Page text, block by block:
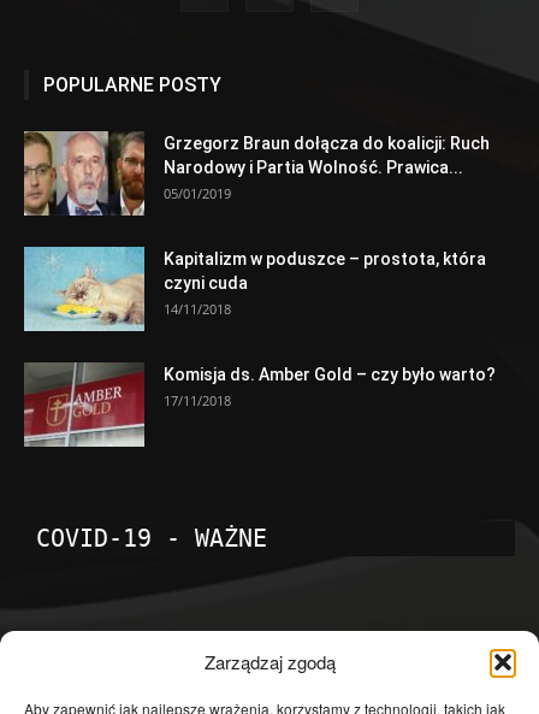
Zarządzaj zgodą
Aby zapewnić jak najlepsze wrażenia, korzystamy z technologii, takich jak
POPULARNE POSTY
Grzegorz Braun dołącza do koalicji: Ruch
Narodowy i Partia Wolność. Prawica...
05/01/2019
Kapitalizm w poduszce – prostota, która
czyni cuda
14/11/2018
Komisja ds. Amber Gold – czy było warto?
17/11/2018
COVID-19 - WAŻNE
Temat dnia 4601